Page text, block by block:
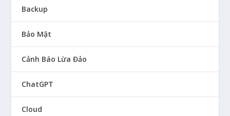
Backup
Bảo Mật
Cảnh Báo Lừa Đảo
ChatGPT
Cloud